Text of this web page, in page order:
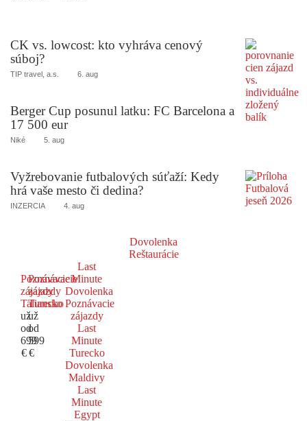
CK vs. lowcost: kto vyhráva cenový
súboj?
TIP travel, a.s. 6. aug
Berger Cup posunul latku: FC Barcelona a
17 500 eur
Niké 5. aug
Vyžrebovanie futbalových súťaží: Kedy
hrá vaše mesto či dedina?
INZERCIA 4. aug
Dovolenka
Reštaurácie
Poznávacie
zájazdy
Taliansko
už
od
699
€
Poznávacie
zájazdy
Turecko
už
od
599
€
Last
Minute
Dovolenka
Poznávacie
zájazdy
Last
Minute
Turecko
Dovolenka
Maldivy
Last
Minute
Egypt